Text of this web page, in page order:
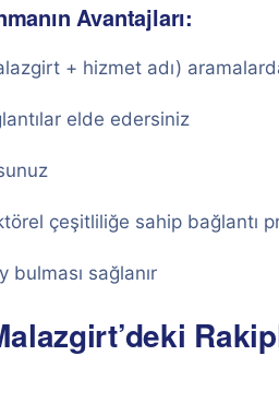
Avantajları:
+ hizmet adı) aramalarda
elde edersiniz
çeşitliliğe sahip bağlantı
sağlanır